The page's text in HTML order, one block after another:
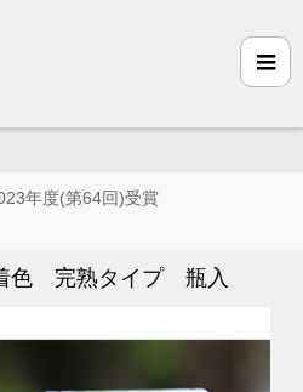
年度(第64回)受賞
色 完熟タイプ 瓶入